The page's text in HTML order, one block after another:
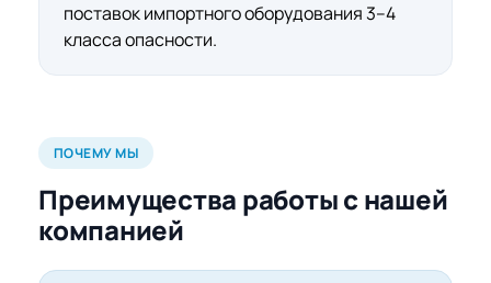
поставок импортного оборудования 3–4
класса опасности.
ПОЧЕМУ МЫ
Преимущества работы с нашей
компанией